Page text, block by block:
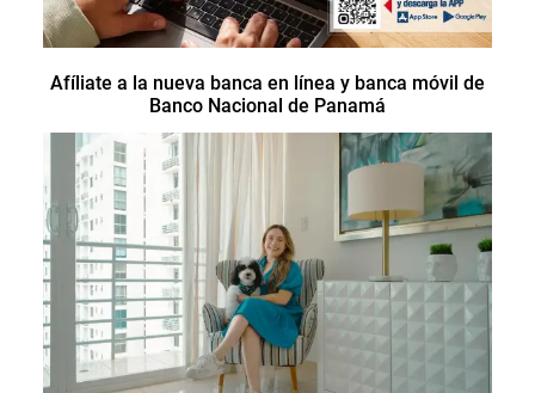
Afíliate a la nueva banca en línea y banca móvil de
Banco Nacional de Panamá